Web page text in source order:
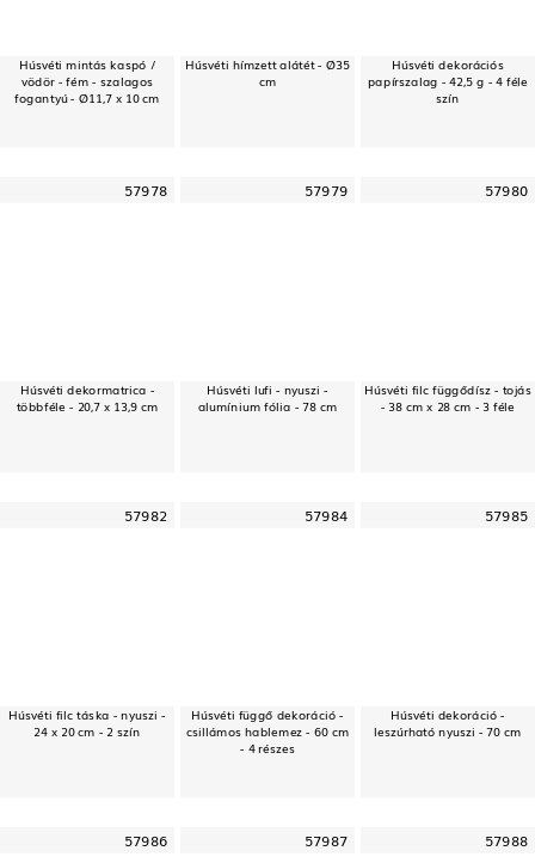
Húsvéti mintás kaspó /
vödör - fém - szalagos
fogantyú - Ø11,7 x 10 cm
Húsvéti hímzett alátét - Ø35
cm
Húsvéti dekorációs
papírszalag - 42,5 g - 4 féle
szín
57978
Húsvéti dekormatrica -
többféle - 20,7 x 13,9 cm
57979
Húsvéti lufi - nyuszi -
alumínium fólia - 78 cm
57980
Húsvéti filc függődísz - tojás
- 38 cm x 28 cm - 3 féle
57982
Húsvéti filc táska - nyuszi -
24 x 20 cm - 2 szín
57984
Húsvéti függő dekoráció -
csillámos hablemez - 60 cm
- 4 részes
57985
Húsvéti dekoráció -
leszúrható nyuszi - 70 cm
57986 57987 57988